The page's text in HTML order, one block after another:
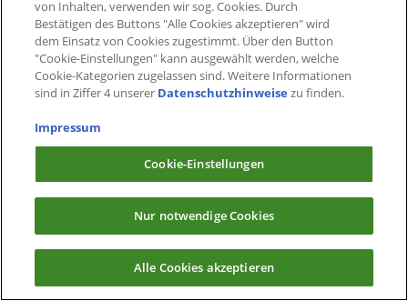
von Inhalten, verwenden wir sog. Cookies. Durch
Bestätigen des Buttons "Alle Cookies akzeptieren" wird
dem Einsatz von Cookies zugestimmt. Über den Button
"Cookie-Einstellungen" kann ausgewählt werden, welche
Cookie-Kategorien zugelassen sind. Weitere Informationen
sind in Ziffer 4 unserer Datenschutzhinweise zu finden.
Impressum
Cookie-Einstellungen
Nur notwendige Cookies
Alle Cookies akzeptieren